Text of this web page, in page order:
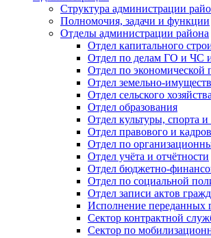
Структура администрации
Полномочия, задачи и функции
Отделы администрации района
Отдел капитального
Отдел по делам ГО и ЧС
Отдел по экономической
Отдел земельно-
Отдел сельского хозяйства
Отдел образования
Отдел культуры, спорта
Отдел правового и
Отдел по
Отдел учёта и отчётности
Отдел бюджетно-
Отдел по социальной
Отдел записи актов
Исполнение переданных
Сектор контрактной
Сектор по